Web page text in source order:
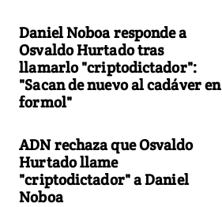
Daniel Noboa responde a
Osvaldo Hurtado tras
llamarlo "criptodictador":
"Sacan de nuevo al cadáver en
formol"
ADN rechaza que Osvaldo
Hurtado llame
"criptodictador" a Daniel
Noboa